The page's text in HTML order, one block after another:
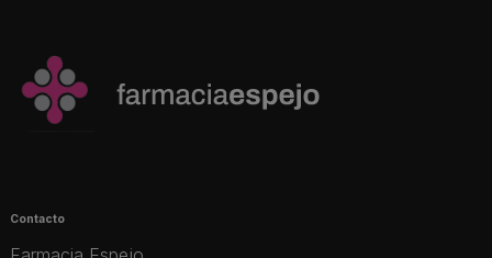
Contacto